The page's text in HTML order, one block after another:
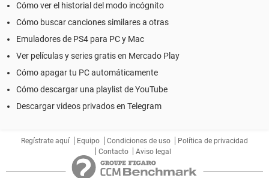
Cómo ver el historial del modo incógnito
Cómo buscar canciones similares a otras
Emuladores de PS4 para PC y Mac
Ver películas y series gratis en Mercado Play
Cómo apagar tu PC automáticamente
Cómo descargar una playlist de YouTube
Descargar videos privados en Telegram
Regístrate aquí Equipo Condiciones de uso
Política de privacidad
Contacto
Aviso legal